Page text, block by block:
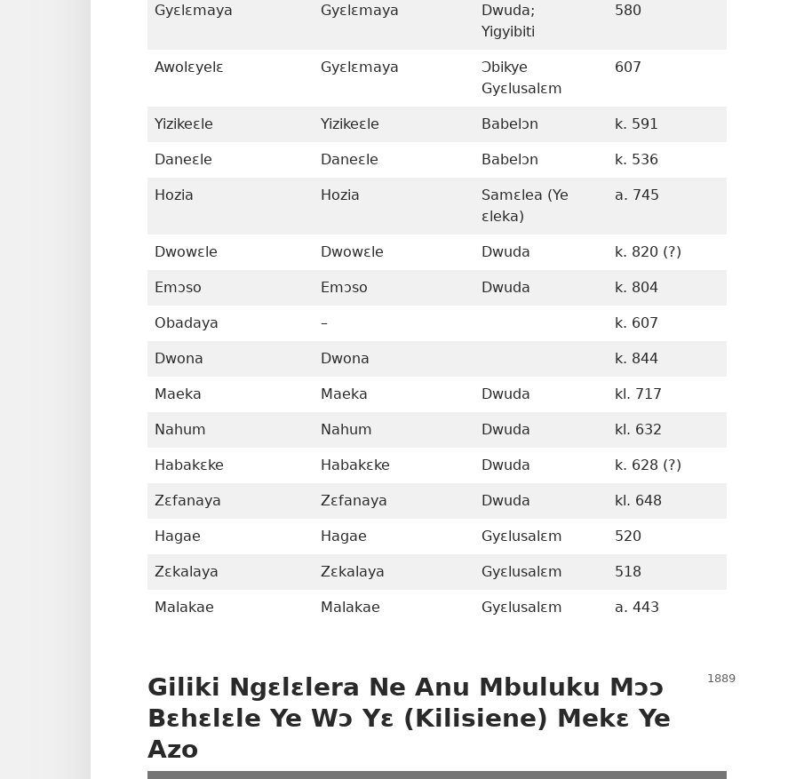
Gyɛlɛmaya Gyɛlɛmaya
Dwuda;
Yigyibiti
580
Awolɛyelɛ Gyɛlɛmaya
Ɔbikye
Gyɛlusalɛm
607
Yizikeɛle Yizikeɛle Babelɔn k. 591
Daneɛle Daneɛle Babelɔn k. 536
Hozia Hozia
Samɛlea (Ye
ɛleka)
a. 745
Dwowɛle Dwowɛle Dwuda k. 820 (?)
Emɔso Emɔso Dwuda k. 804
Obadaya – k. 607
Dwona Dwona k. 844
Maeka Maeka Dwuda kl. 717
Nahum Nahum Dwuda kl. 632
Habakɛke Habakɛke Dwuda k. 628 (?)
Zɛfanaya Zɛfanaya Dwuda kl. 648
Hagae Hagae Gyɛlusalɛm 520
Zɛkalaya Zɛkalaya Gyɛlusalɛm 518
Malakae Malakae Gyɛlusalɛm a. 443
Giliki Ngɛlɛlera Ne Anu Mbuluku Mɔɔ
Bɛhɛlɛle Ye Wɔ Yɛ (Kilisiene) Mekɛ Ye
Azo